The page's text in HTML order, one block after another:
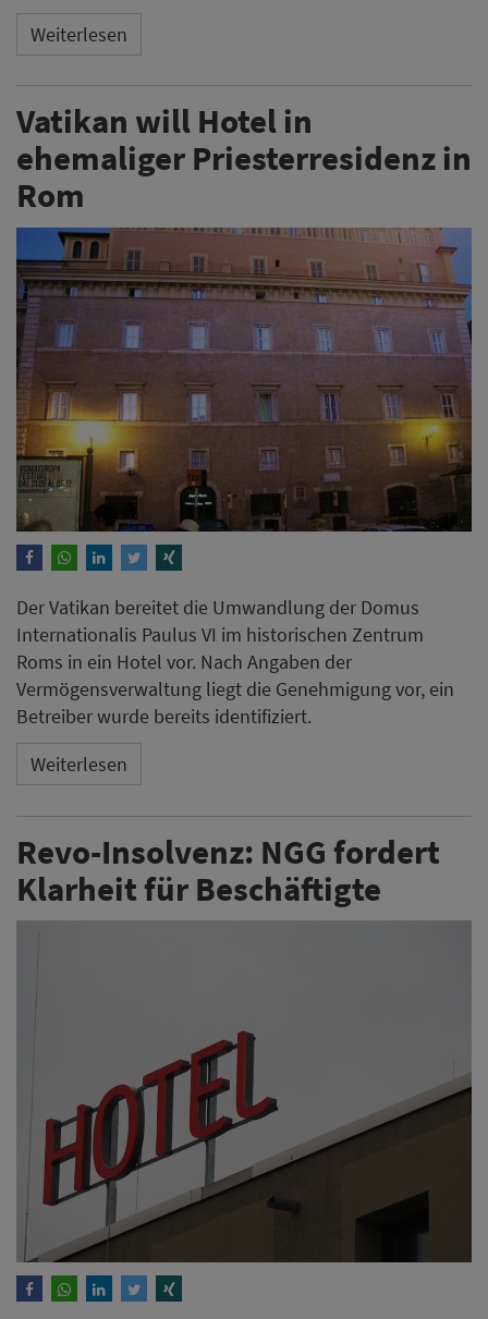
Weiterlesen
Vatikan will Hotel in
ehemaliger Priesterresidenz in
Rom
Der Vatikan bereitet die Umwandlung der Domus
Internationalis Paulus VI im historischen Zentrum
Roms in ein Hotel vor. Nach Angaben der
Vermögensverwaltung liegt die Genehmigung vor, ein
Betreiber wurde bereits identifiziert.
Weiterlesen
Revo-Insolvenz: NGG fordert
Klarheit für Beschäftigte